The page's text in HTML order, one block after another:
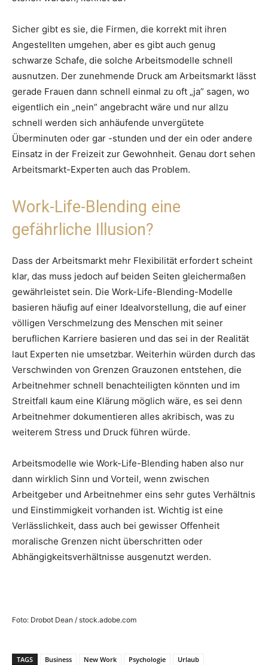
Sicher gibt es sie, die Firmen, die korrekt mit ihren
Angestellten umgehen, aber es gibt auch genug
schwarze Schafe, die solche Arbeitsmodelle schnell
ausnutzen. Der zunehmende Druck am Arbeitsmarkt lässt
gerade Frauen dann schnell einmal zu oft „ja” sagen, wo
eigentlich ein „nein” angebracht wäre und nur allzu
schnell werden sich anhäufende unvergütete
Überminuten oder gar -stunden und der ein oder andere
Einsatz in der Freizeit zur Gewohnheit. Genau dort sehen
Arbeitsmarkt-Experten auch das Problem.
Work-Life-Blending eine
gefährliche Illusion?
Dass der Arbeitsmarkt mehr Flexibilität erfordert scheint
klar, das muss jedoch auf beiden Seiten gleichermaßen
gewährleistet sein. Die Work-Life-Blending-Modelle
basieren häufig auf einer Idealvorstellung, die auf einer
völligen Verschmelzung des Menschen mit seiner
beruflichen Karriere basieren und das sei in der Realität
laut Experten nie umsetzbar. Weiterhin würden durch das
Verschwinden von Grenzen Grauzonen entstehen, die
Arbeitnehmer schnell benachteiligten könnten und im
Streitfall kaum eine Klärung möglich wäre, es sei denn
Arbeitnehmer dokumentieren alles akribisch, was zu
weiterem Stress und Druck führen würde.
Arbeitsmodelle wie Work-Life-Blending haben also nur
dann wirklich Sinn und Vorteil, wenn zwischen
Arbeitgeber und Arbeitnehmer eins sehr gutes Verhältnis
und Einstimmigkeit vorhanden ist. Wichtig ist eine
Verlässlichkeit, dass auch bei gewisser Offenheit
moralische Grenzen nicht überschritten oder
Abhängigkeitsverhältnisse ausgenutzt werden.
Foto: Drobot Dean / stock.adobe.com
TAGS Business New Work Psychologie
Urlaub